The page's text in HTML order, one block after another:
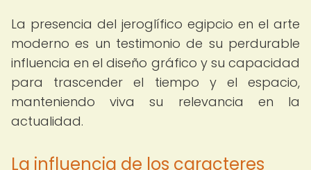
La presencia del jeroglífico egipcio en el arte
moderno es un testimonio de su perdurable
influencia en el diseño gráfico y su capacidad
para trascender el tiempo y el espacio,
manteniendo viva su relevancia en la
actualidad.
La influencia de los caracteres